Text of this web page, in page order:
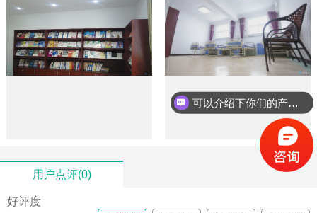
用户点评(0)
好评度
可以介绍下你们的产品么？